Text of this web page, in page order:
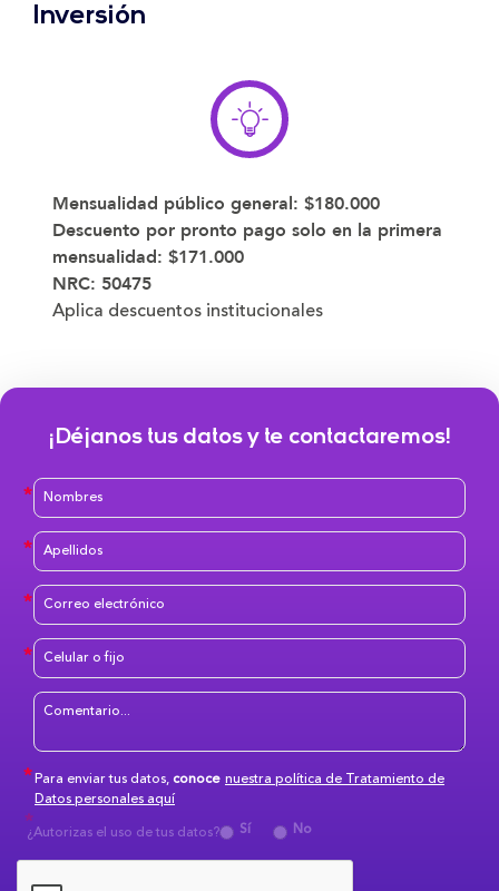
Inversión
Mensualidad público general: $180.000
Descuento por pronto pago solo en la primera
mensualidad: $171.000
NRC: 50475
Aplica descuentos institucionales
¡Déjanos tus datos y te contactaremos!
Para enviar tus datos,conoce nuestra política de Tratamiento de
Datos personales aquí
¿Autorizas el uso de tus datos?
Sí No